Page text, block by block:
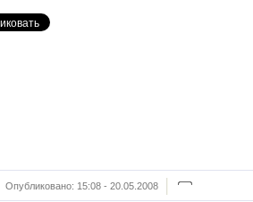
Опубликовано: 15:08 - 20.05.2008